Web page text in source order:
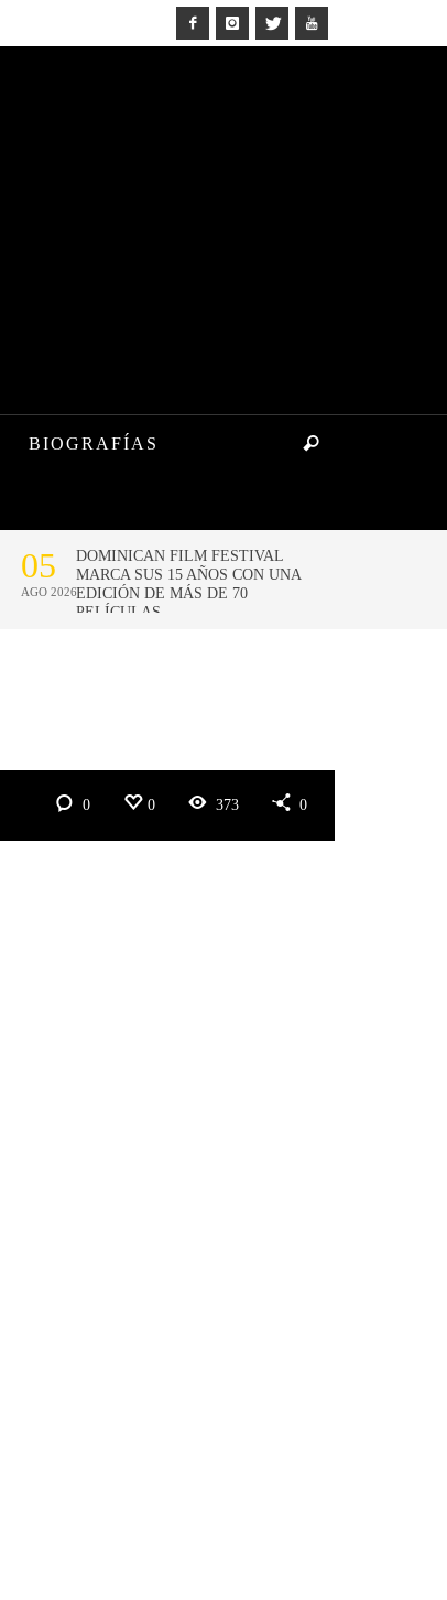
BIOGRAFÍAS
0 0 373 0